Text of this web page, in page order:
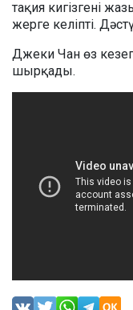
тақия кигізгені
жерге келіпті.
Джеки Чан өз
шырқады.